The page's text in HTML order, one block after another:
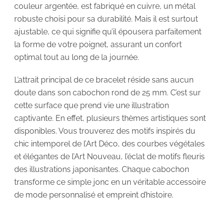
couleur argentée, est fabriqué en cuivre, un métal
robuste choisi pour sa durabilité. Mais il est surtout
ajustable, ce qui signifie qu’il épousera parfaitement
la forme de votre poignet, assurant un confort
optimal tout au long de la journée.
L’attrait principal de ce bracelet réside sans aucun
doute dans son cabochon rond de 25 mm. C’est sur
cette surface que prend vie une illustration
captivante. En effet, plusieurs thèmes artistiques sont
disponibles. Vous trouverez des motifs inspirés du
chic intemporel de l’Art Déco, des courbes végétales
et élégantes de l’Art Nouveau, l’éclat de motifs fleuris
des illustrations japonisantes. Chaque cabochon
transforme ce simple jonc en un véritable accessoire
de mode personnalisé et empreint d’histoire.